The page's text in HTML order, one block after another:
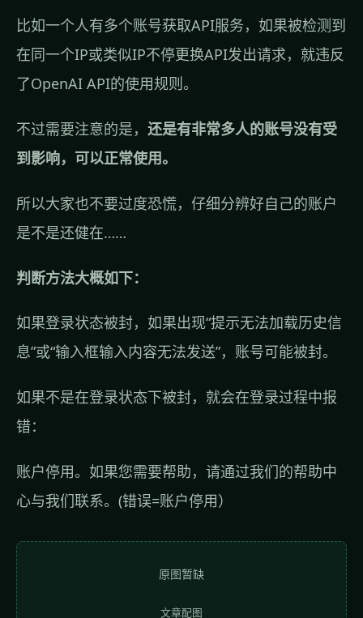
比如一个人有多个账号获取API服务，如果被检测到
在同一个IP或类似IP不停更换API发出请求，就违反
了OpenAI API的使用规则。
不过需要注意的是， 还是有非常多人的账号没有受
到影响，可以正常使用。
所以大家也不要过度恐慌，仔细分辨好自己的账户
是不是还健在……
判断方法大概如下：
如果登录状态被封，如果出现“提示无法加载历史信
息”或“输入框输入内容无法发送”，账号可能被封。
如果不是在登录状态下被封，就会在登录过程中报
错：
账户停用。如果您需要帮助，请通过我们的帮助中
心与我们联系。(错误=账户停用）
原图暂缺
文章配图